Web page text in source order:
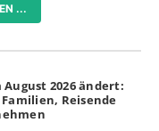
...
August 2026 ändert:
Reisende